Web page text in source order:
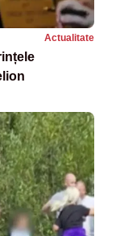
Actualitate